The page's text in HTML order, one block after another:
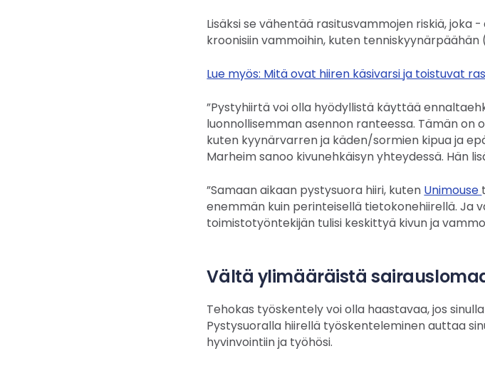
Lisäksi se vähentää rasitusvammojen riskiä, joka
kroonisiin vammoihin, kuten tenniskyynärpäähän
Lue myös: Mitä ovat hiiren käsivarsi ja toistuvat
”Pystyhiirtä voi olla hyödyllistä käyttää
luonnollisemman asennon ranteessa. Tämän on
kuten kyynärvarren ja käden/sormien kipua ja
Marheim sanoo kivunehkäisyn yhteydessä. Hän
”Samaan aikaan pystysuora hiiri, kuten Unimouse
enemmän kuin perinteisellä tietokonehiirellä. Ja
toimistotyöntekijän tulisi keskittyä kivun ja
Vältä ylimääräistä
Tehokas työskentely voi olla haastavaa, jos
Pystysuoralla hiirellä työskenteleminen auttaa
hyvinvointiin ja työhösi.